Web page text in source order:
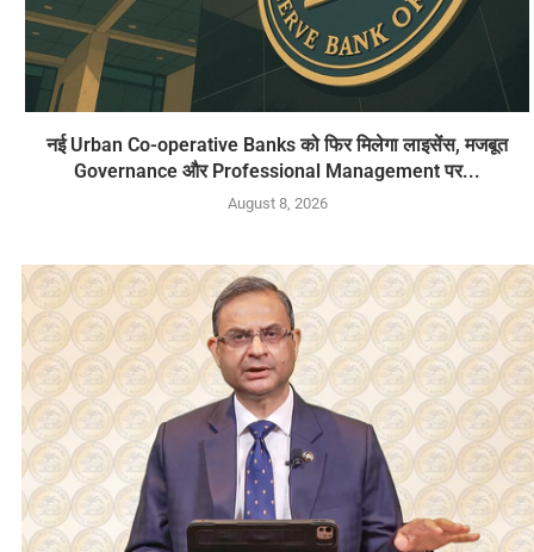
नई Urban Co-operative Banks को फिर मिलेगा लाइसेंस, मजबूत
Governance और Professional Management पर...
August 8, 2026